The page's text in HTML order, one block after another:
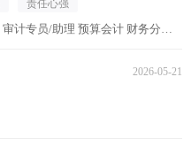
责任心强
期望 税务会计 成本会计 审计专员/助理 预算会计 财务分析员
2026-05-21